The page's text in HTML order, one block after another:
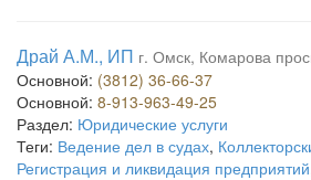
Драй А.М., ИП г. Омск, Комарова
Основной: (3812) 36-66-37
Основной: 8-913-963-49-25
Раздел: Юридические услуги
Теги: Ведение дел в судах,
Регистрация и ликвидация предприятий